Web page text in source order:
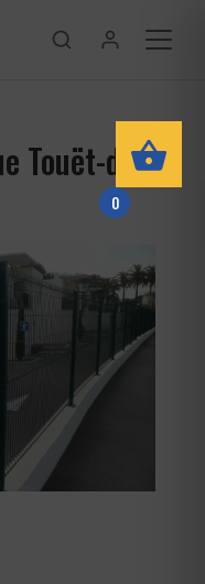
Touët-de-
0